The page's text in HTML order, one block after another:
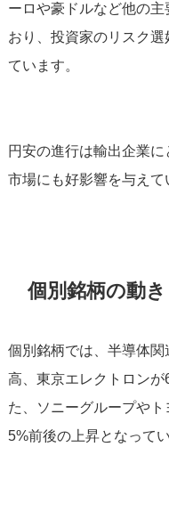
ーロや豪ドルなど他の
おり、投資家のリスク選
ています。
円安の進行は輸出企業
市場にも好影響を与えて
個別銘柄の動き
個別銘柄では、半導体
高、東京エレクトロンが
た、ソニーグループや
5%前後の上昇となってい